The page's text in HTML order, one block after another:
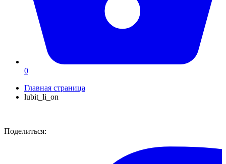
0
Главная страница
lubit_li_on
Поделиться: